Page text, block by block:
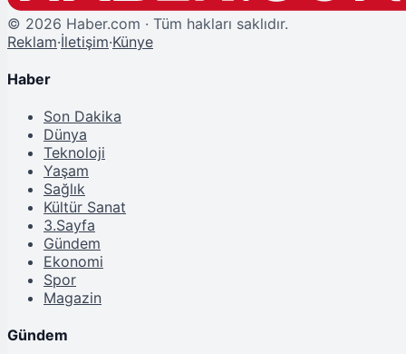
© 2026 Haber.com · Tüm hakları saklıdır.
Reklam·İletişim·Künye
Haber
Son Dakika
Dünya
Teknoloji
Yaşam
Sağlık
Kültür Sanat
3.Sayfa
Gündem
Ekonomi
Spor
Magazin
Gündem